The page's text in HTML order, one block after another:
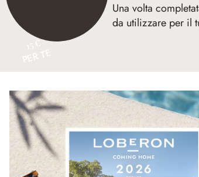
15 €
Una volta
da utilizzare per il